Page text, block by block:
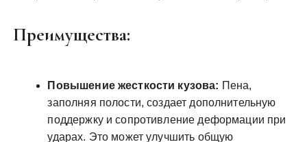
Преимущества:
Повышение жесткости кузова: Пена,
заполняя полости, создает дополнительную
поддержку и сопротивление деформации при
ударах. Это может улучшить общую